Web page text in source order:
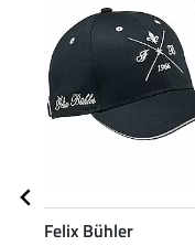
Felix Bühler